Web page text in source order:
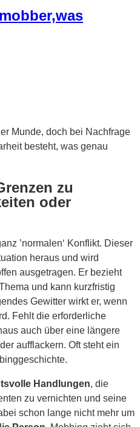
Munde, doch bei Nachfrage
besteht, was genau
zu
oder
’normalen‘ Konflikt. Dieser
heraus und wird
ausgetragen. Er bezieht
und kann kurzfristig
Gewitter wirkt er, wenn
Fehlt die erforderliche
auch über eine längere
aufflackern. Oft steht ein
Handlungen, die
zu vernichten und seine
schon lange nicht mehr um